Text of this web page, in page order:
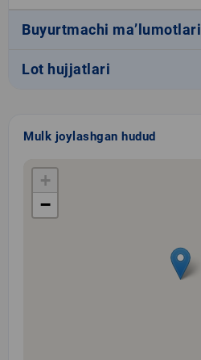
Buyurtmachi ma’lumotlari
Lot hujjatlari
Mulk joylashgan hudud
+
−